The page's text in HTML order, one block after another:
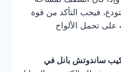
فيجب التأكد من قوة
على تحمل الألواح
ساندوتش بانل في